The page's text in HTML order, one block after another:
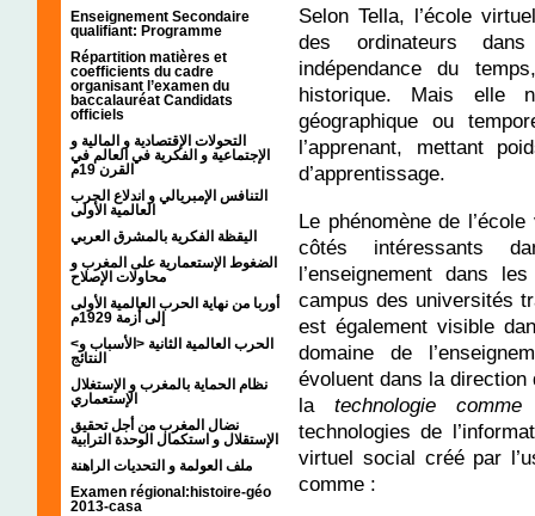
Enseignement Secondaire
qualifiant: Programme
Répartition matières et
coefficients du cadre
organisant l’examen du
baccalauréat Candidats
officiels
التحولات الإقتصادية و المالية و
الإجتماعية و الفكرية في العالم في
القرن 19م
التنافس الإمبريالي و اندلاع الحرب
العالمية الأولى
اليقظة الفكرية بالمشرق العربي
الضغوط الإستعمارية على المغرب و
محاولات الإصلاح
أوربا من نهاية الحرب العالمية الأولى
إلى أزمة 1929م
<الحرب العالمية الثانية <الأسباب و
النتائج
نظام الحماية بالمغرب و الإستغلال
الإستعماري
نضال المغرب من أجل تحقيق
الإستقلال و استكمال الوحدة الترابية
ملف العولمة و التحديات الراهنة
Examen régional:histoire-géo
2013-casa
Selon Tella, l’école
des ordinateurs
indépendance du
historique. Mais elle
géographique ou
l’apprenant, mettant
d’apprentissage.
Le phénomène de
côtés intéressants
l’enseignement dans
campus des universités
est également visible
domaine de
évoluent dans la direction
la technologie comme
technologies de
virtuel social créé par
comme :